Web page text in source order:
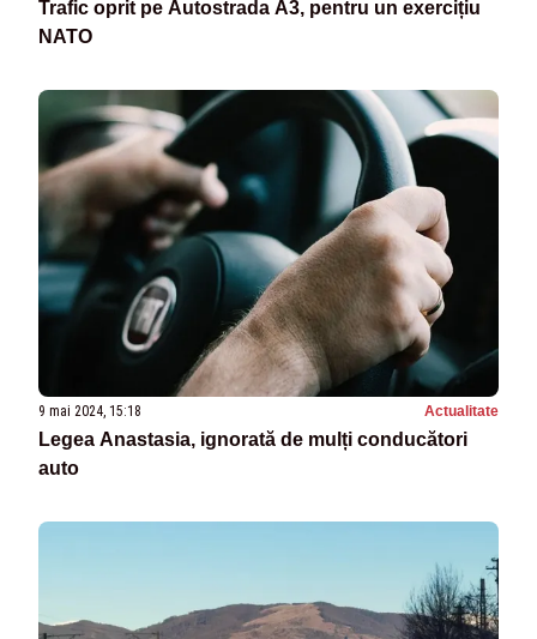
Trafic oprit pe Autostrada A3, pentru un exercițiu
NATO
9 mai 2024, 15:18 Actualitate
Legea Anastasia, ignorată de mulți conducători
auto